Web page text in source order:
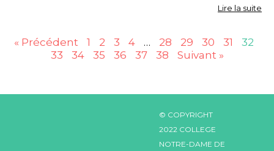
Lire la suite
« Précédent 1 2 3 4 … 28 29 30 31
32
33
34 35 36 37 38 Suivant »
© COPYRIGHT
2022 COLLEGE
NOTRE-DAME DE